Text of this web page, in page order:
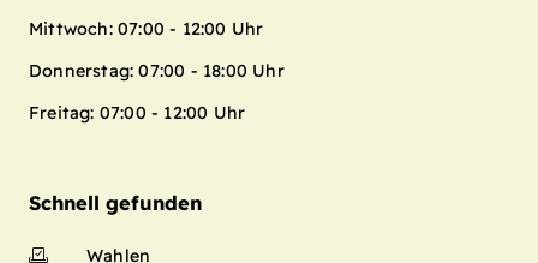
Mittwoch: 07:00 - 12:00 Uhr
Donnerstag: 07:00 - 18:00 Uhr
Freitag: 07:00 - 12:00 Uhr
Schnell gefunden
Wahlen